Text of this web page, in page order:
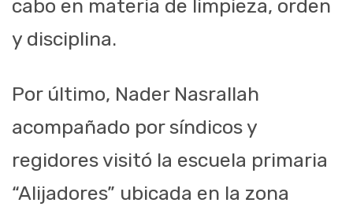
cabo en materia de limpieza, orden
y disciplina.
Por último, Nader Nasrallah
acompañado por síndicos y
regidores visitó la escuela primaria
“Alijadores” ubicada en la zona